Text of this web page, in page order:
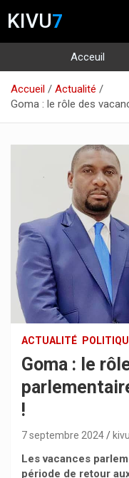
KIVU7
Acceuil
contenu
Accueil
Actualité
Goma : le rôle des
ACTUALITÉ
Goma : le
!
7 septembre 2024
Les vacances
période de retour